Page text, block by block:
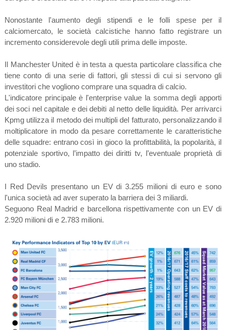
Nonostante l'aumento degli stipendi e le folli spese per il
calciomercato, le società calcistiche hanno fatto registrare un
incremento considerevole degli utili prima delle imposte.
Il Manchester United è in testa a questa particolare classifica che
tiene conto di una serie di fattori, gli stessi di cui si servono gli
investitori che vogliono comprare una squadra di calcio.
L'indicatore principale è l'enterprise value la somma degli apporti
dei soci nel capitale e dei debiti al netto delle liquidità. Per arrivarci
Kpmg utilizza il metodo dei multipli del fatturato, personalizzando il
moltiplicatore in modo da pesare correttamente le caratteristiche
delle squadre: entrano così in gioco la profittabilità, la popolarità, il
potenziale sportivo, l’impatto dei diritti tv, l’eventuale proprietà di
uno stadio.
I Red Devils presentano un EV di 3.255 milioni di euro e sono
l'unica società ad aver superato la barriera dei 3 miliardi.
Seguono Real Madrid e barcellona rispettivamente con un EV di
2.920 milioni di e 2.783 milioni.